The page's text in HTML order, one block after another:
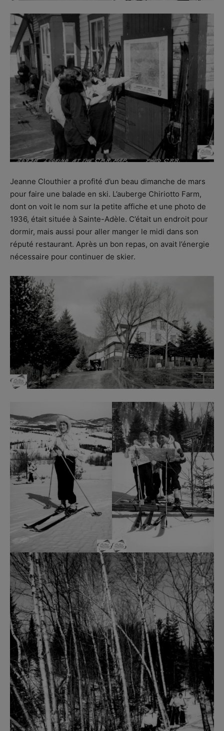
Jeanne Clouthier a profité d’un beau dimanche de mars
pour faire une balade en ski. L’auberge Chiriotto Farm,
dont on voit le nom sur la petite affiche et une photo de
1936, était située à Sainte-Adèle. C’était un endroit pour
dormir, mais aussi pour aller manger le midi dans son
réputé restaurant. Après un bon repas, on avait l’énergie
nécessaire pour continuer de skier.